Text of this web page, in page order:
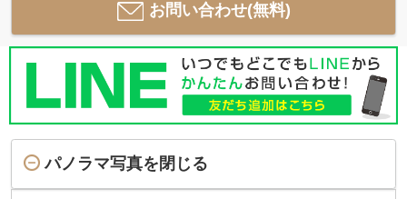
お問い合わせ(無料)
パノラマ写真を閉じる